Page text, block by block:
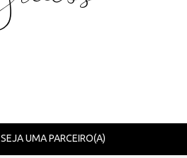
SEJA UMA PARCEIRO(A)